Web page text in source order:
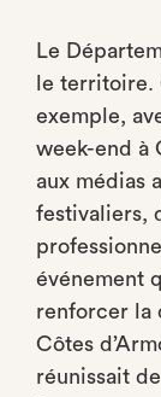
Le
le territoire.
exemple,
week-end à
aux médias
festivaliers,
événement
renforcer la
Côtes
réunissait